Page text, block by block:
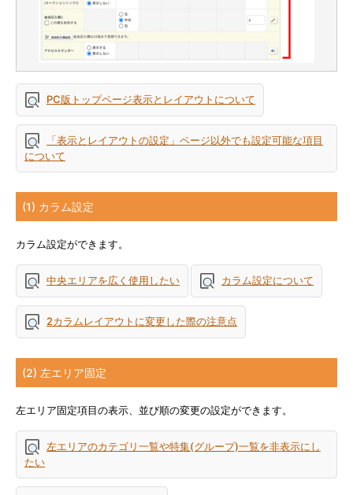
PC版トップページ表示とレイアウトについて
「表示とレイアウトの設定」ページ以外でも設定可能な項目
について
(1) カラム設定
カラム設定ができます。
中央エリアを広く使用したい カラム設定について
2カラムレイアウトに変更した際の注意点
(2) 左エリア固定
左エリア固定項目の表示、並び順の変更の設定ができます。
左エリアのカテゴリ一覧や特集(グループ)一覧を非表示にし
たい